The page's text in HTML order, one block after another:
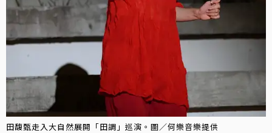
田馥甄走入大自然展開「田調」巡演。圖／何樂音樂提供